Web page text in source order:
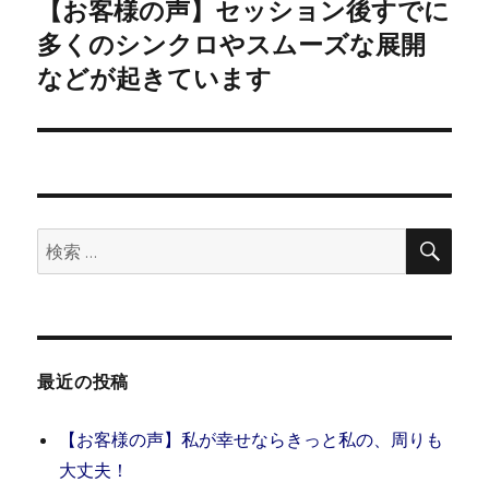
シ
ョ
ン
の
投
【お客様の声】セッション後すでに
多くのシンクロやスムーズな展開
などが起きています
検
索:
検
最近の投稿
【お客様の声】私が幸せならきっと私の、周りも
大丈夫！